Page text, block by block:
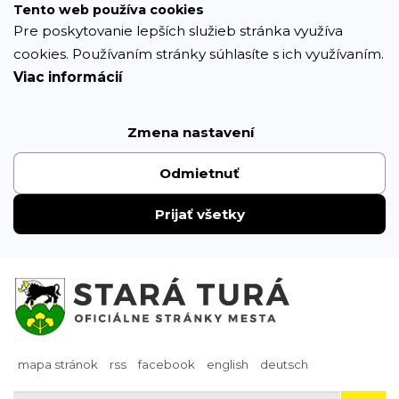
Prejsť
obsahu
Tento web používa cookies
Pre poskytovanie lepších služieb stránka využíva
cookies. Používaním stránky súhlasíte s ich využívaním.
Viac informácií
Zmena nastavení
Odmietnuť
Prijať všetky
mapa stránok rss facebook english deutsch